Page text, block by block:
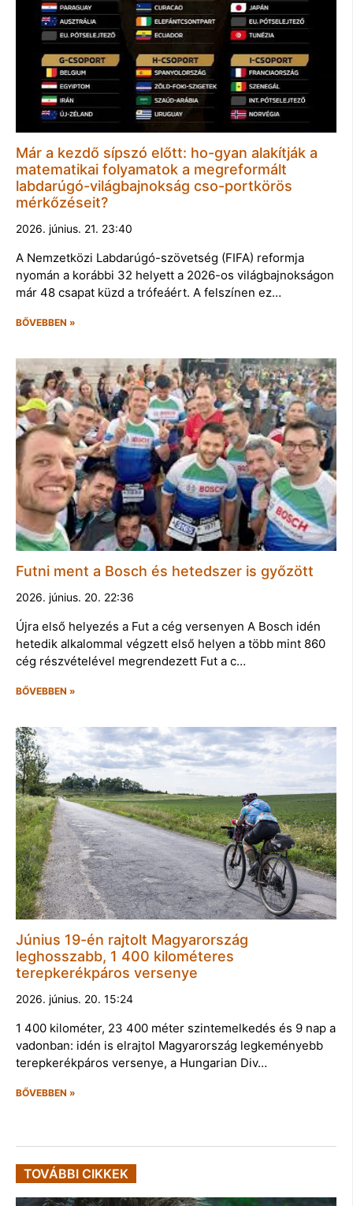
Már a kezdő sípszó előtt: ho-gyan alakítják a
matematikai folyamatok a megreformált
labdarúgó-világbajnokság cso-portkörös
mérkőzéseit?
2026. június. 21. 23:40
A Nemzetközi Labdarúgó-szövetség (FIFA) reformja
nyomán a korábbi 32 helyett a 2026-os világbajnokságon
már 48 csapat küzd a trófeáért. A felszínen ez…
BŐVEBBEN »
Futni ment a Bosch és hetedszer is győzött
2026. június. 20. 22:36
Újra első helyezés a Fut a cég versenyen A Bosch idén
hetedik alkalommal végzett első helyen a több mint 860
cég részvételével megrendezett Fut a c…
BŐVEBBEN »
Június 19-én rajtolt Magyarország
leghosszabb, 1 400 kilométeres
terepkerékpáros versenye
2026. június. 20. 15:24
1 400 kilométer, 23 400 méter szintemelkedés és 9 nap a
vadonban: idén is elrajtol Magyarország legkeményebb
terepkerékpáros versenye, a Hungarian Div…
BŐVEBBEN »
TOVÁBBI CIKKEK